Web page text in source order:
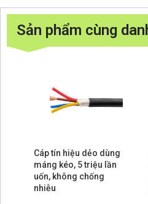
Sản phẩm cùng
Cáp tín hiệu dẻo dùng
máng kéo, 5 triệu lần
uốn, không chống
nhiễu